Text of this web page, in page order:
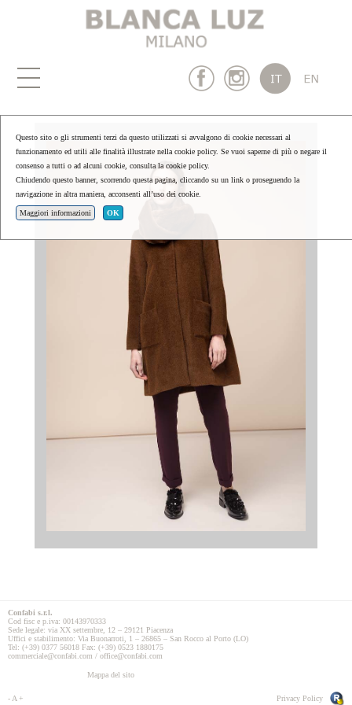
Confabi s.r.l.
Cod fisc e p.iva: 00143970333
Sede legale: via XX settembre, 12 – 29121 Piacenza
Uffici e stabilimento: Via Buonarroti, 1 – 26865 – San Rocco al Porto (LO)
Tel: (+39) 0377 56018 Fax: (+39) 0523 1880175
commerciale@confabi.com / office@confabi.com
Mappa del sito
Privacy Policy
Questo sito o gli strumenti terzi da questo utilizzati si avvalgono di cookie necessari al
funzionamento ed utili alle finalità illustrate nella cookie policy. Se vuoi saperne di più o negare il
consenso a tutti o ad alcuni cookie, consulta la cookie policy.
Chiudendo questo banner, scorrendo questa pagina, cliccando su un link o proseguendo la
navigazione in altra maniera, acconsenti all’uso dei cookie.
Maggiori informazioni OK
- A +